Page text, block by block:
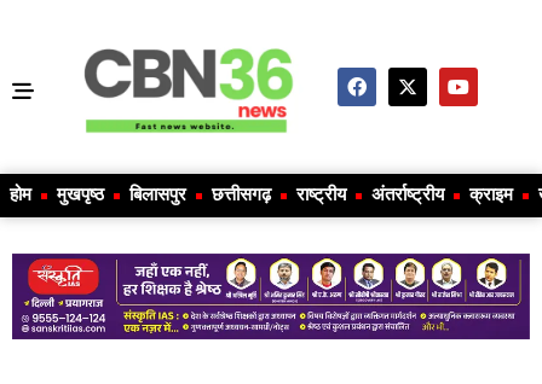
होम मुखपृष्ठ बिलासपुर छत्तीसगढ़ राष्ट्रीय अंतर्राष्ट्रीय क्राइम